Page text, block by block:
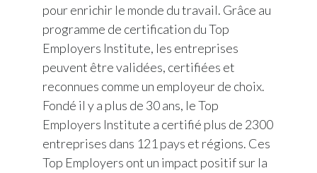
pour enrichir le monde du travail. Grâce au
programme de certification du Top
Employers Institute, les entreprises
peuvent être validées, certifiées et
reconnues comme un employeur de choix.
Fondé il y a plus de 30 ans, le Top
Employers Institute a certifié plus de 2300
entreprises dans 121 pays et régions. Ces
Top Employers ont un impact positif sur la